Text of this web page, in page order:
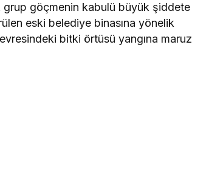
grup göçmenin kabulü büyük şiddete
eski belediye binasına yönelik
bitki örtüsü yangına maruz